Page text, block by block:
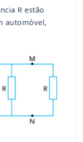
R estão
automóvel,